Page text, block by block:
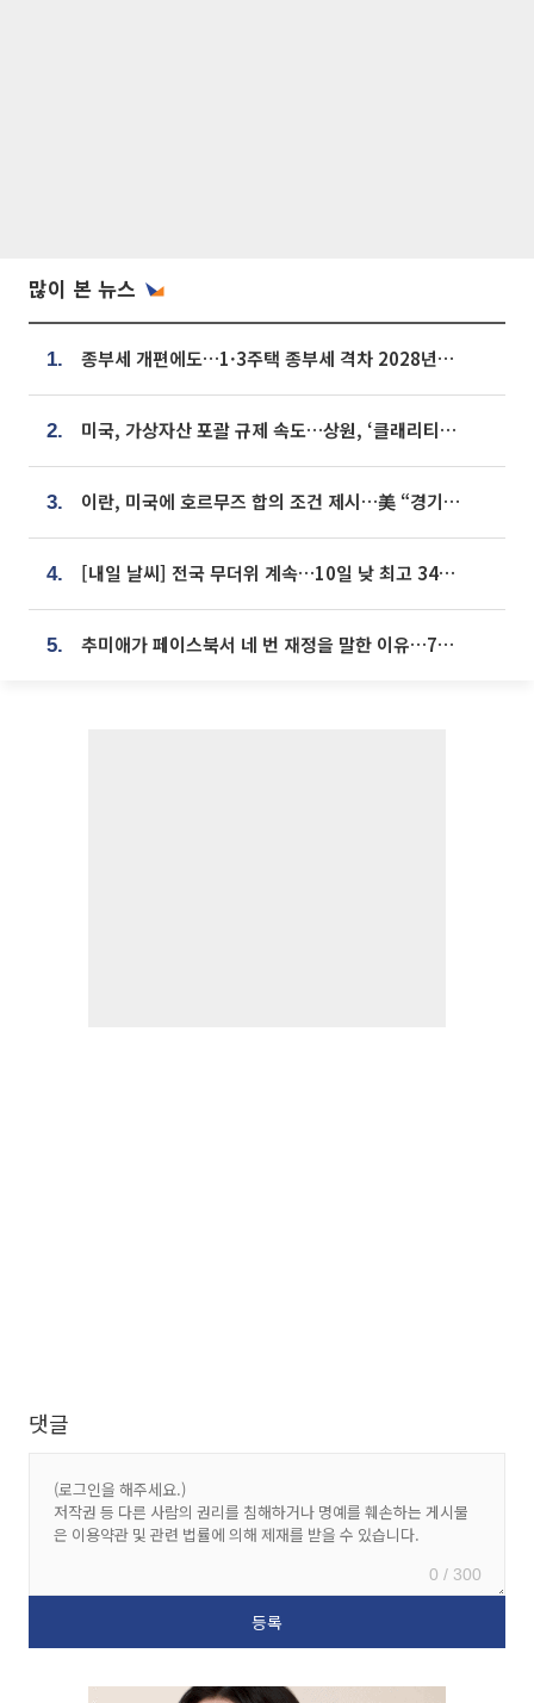
많이 본 뉴스
1. 종부세 개편에도…1·3주택 종부세 격차 2028년부터 확대
2. 미국, 가상자산 포괄 규제 속도…상원, ‘클래리티법’ 9월 절차투표 추진
3. 이란, 미국에 호르무즈 합의 조건 제시…美 “경기 아직 안 끝나” [종합]
4. [내일 날씨] 전국 무더위 계속…10일 낮 최고 34도 육박
5. 추미애가 페이스북서 네 번 재정을 말한 이유…7700억 추경 열쇠는 도의회에
댓글
0 / 300